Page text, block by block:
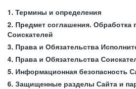
1. Термины и определения
2. Предмет соглашения.
Соискателей
3. Права и Обязательства
4. Права и Обязательства
5. Информационная безопасность
6. Защищенные разделы Сайта и